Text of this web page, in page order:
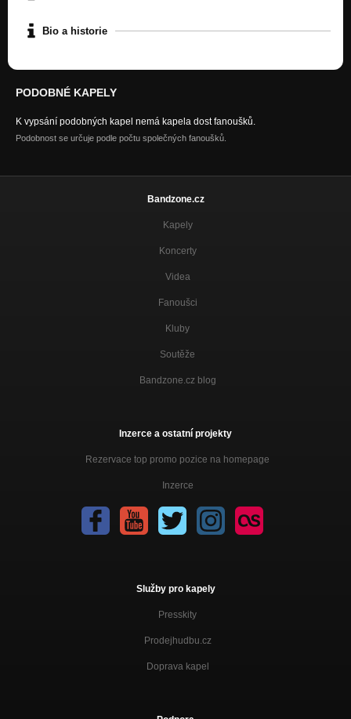
Bio a historie
PODOBNÉ KAPELY
K vypsání podobných kapel nemá kapela dost fanoušků.
Podobnost se určuje podle počtu společných fanoušků.
Bandzone.cz
Kapely
Koncerty
Videa
Fanoušci
Kluby
Soutěže
Bandzone.cz blog
Inzerce a ostatní projekty
Rezervace top promo pozice na homepage
Inzerce
Služby pro kapely
Presskity
Prodejhudbu.cz
Doprava kapel